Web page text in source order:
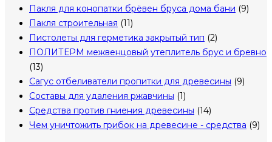
Пакля для конопатки брёвен бруса дома бани (9)
Пакля строительная (11)
Пистолеты для герметика закрытый тип (2)
ПОЛИТЕРМ межвенцовый утеплитель брус и бревно
(13)
Сагус отбеливатели пропитки для древесины (9)
Составы для удаления ржавчины (1)
Средства против гниения древесины (14)
Чем уничтожить грибок на древесине - средства (9)